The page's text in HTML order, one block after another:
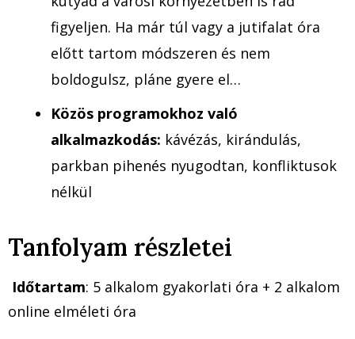
figyeljen. Ha már túl vagy a jutifalat óra
előtt tartom módszeren és nem
boldogulsz, pláne gyere el…
Közös programokhoz való
alkalmazkodás: kávézás, kirándulás,
parkban pihenés nyugodtan, konfliktusok
nélkül
Tanfolyam részletei
Időtartam: 5 alkalom gyakorlati óra + 2 alkalom
online elméleti óra